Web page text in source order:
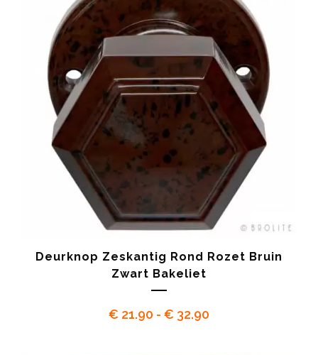
Deurknop Zeskantig Rond Rozet Bruin
Zwart Bakeliet
€ 21.90 - € 32.90Prijsklasse: